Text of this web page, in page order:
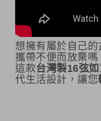
想擁有屬於自己的
攜帶不便而放棄嗎
這款台灣製16弦
代生活設計，讓您